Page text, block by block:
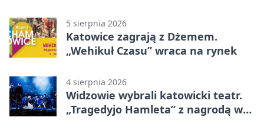
5 sierpnia 2026
Katowice zagrają z Dżemem.
„Wehikuł Czasu” wraca na rynek
4 sierpnia 2026
Widzowie wybrali katowicki teatr.
„Tragedyjo Hamleta” z nagrodą w